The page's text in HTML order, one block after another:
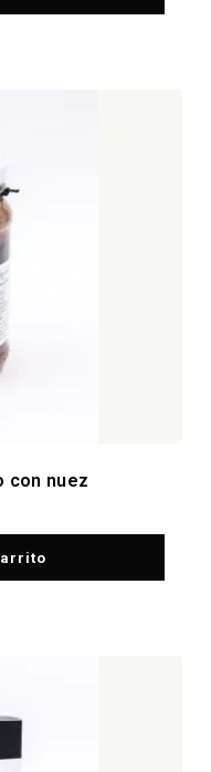
con nuez